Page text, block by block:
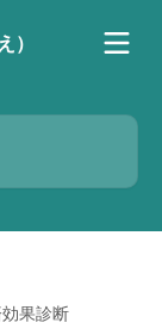
果診断